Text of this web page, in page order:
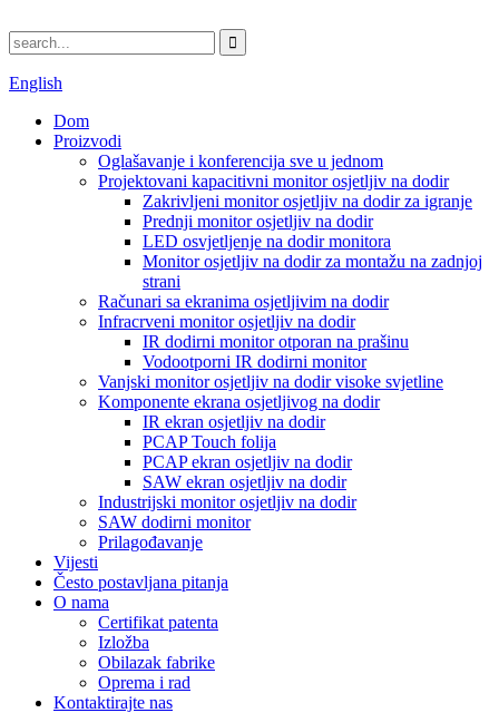
English
Dom
Proizvodi
Oglašavanje i konferencija sve u jednom
Projektovani kapacitivni monitor osjetljiv na dodir
Zakrivljeni monitor osjetljiv na dodir za igranje
Prednji monitor osjetljiv na dodir
LED osvjetljenje na dodir monitora
Monitor osjetljiv na dodir za montažu na zadnjoj
strani
Računari sa ekranima osjetljivim na dodir
Infracrveni monitor osjetljiv na dodir
IR dodirni monitor otporan na prašinu
Vodootporni IR dodirni monitor
Vanjski monitor osjetljiv na dodir visoke svjetline
Komponente ekrana osjetljivog na dodir
IR ekran osjetljiv na dodir
PCAP Touch folija
PCAP ekran osjetljiv na dodir
SAW ekran osjetljiv na dodir
Industrijski monitor osjetljiv na dodir
SAW dodirni monitor
Prilagođavanje
Vijesti
Često postavljana pitanja
O nama
Certifikat patenta
Izložba
Obilazak fabrike
Oprema i rad
Kontaktirajte nas